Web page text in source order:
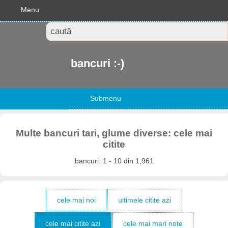
Menu
bancuri :-)
Submenu
Multe bancuri tari, glume diverse: cele mai
citite
bancuri: 1 - 10 din 1,961
cele mai noi ultimele citite azi
cele mai citite azi cele mai mari note